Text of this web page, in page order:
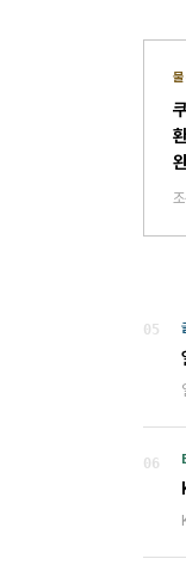
05
06